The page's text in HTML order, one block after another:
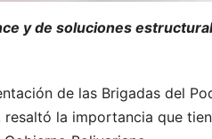
y de soluciones
de las Brigadas del
la importancia que